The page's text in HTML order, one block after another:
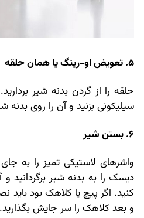
5. تعویض او-رینگ یا همان حلقه
حلقه را از گردن بدنه شیر
سیلیکونی بزنید و آن را روی
6. بستن شیر
واشرهای لاستیکی تمیز را به جای
دیسک را به بدنه شیر برگردانید
کنید. اگر پیچ یا کلاهک بود
و بعد کلاهک را سر جایش بگذارید.